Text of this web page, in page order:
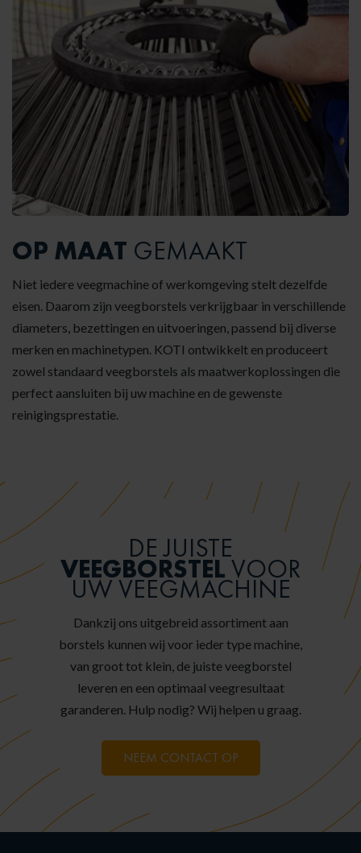
OP MAAT GEMAAKT
Niet iedere veegmachine of werkomgeving stelt dezelfde
eisen. Daarom zijn veegborstels verkrijgbaar in verschillende
diameters, bezettingen en uitvoeringen, passend bij diverse
merken en machinetypen. KOTI ontwikkelt en produceert
zowel standaard veegborstels als maatwerkoplossingen die
perfect aansluiten bij uw machine en de gewenste
reinigingsprestatie.
DE JUISTE
VEEGBORSTEL VOOR
UW VEEGMACHINE
Dankzij ons uitgebreid assortiment aan
borstels kunnen wij voor ieder type machine,
van groot tot klein, de juiste veegborstel
leveren en een optimaal veegresultaat
garanderen. Hulp nodig? Wij helpen u graag.
NEEM CONTACT OP